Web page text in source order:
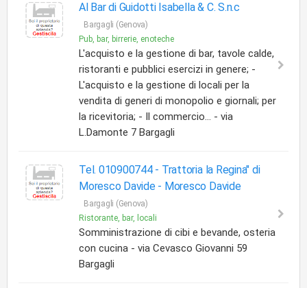
Al Bar di Guidotti Isabella & C. S.n.c
Bargagli (Genova)
Pub, bar, birrerie, enoteche
L'acquisto e la gestione di bar, tavole calde,
ristoranti e pubblici esercizi in genere; -
L'acquisto e la gestione di locali per la
vendita di generi di monopolio e giornali; per
la ricevitoria; - Il commercio... - via
L.Damonte 7 Bargagli
Tel. 010900744 - Trattoria la Regina" di
Moresco Davide - Moresco Davide
Bargagli (Genova)
Ristorante, bar, locali
Somministrazione di cibi e bevande, osteria
con cucina - via Cevasco Giovanni 59
Bargagli